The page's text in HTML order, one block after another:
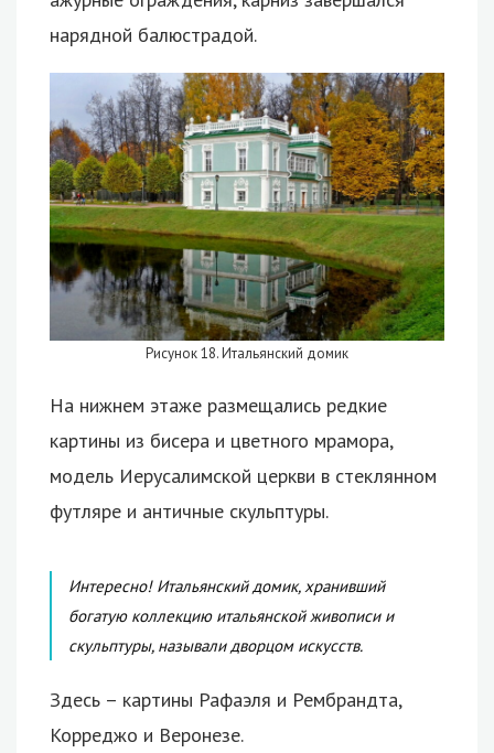
нарядной балюстрадой.
Рисунок 18. Итальянский домик
На нижнем этаже размещались редкие
картины из бисера и цветного мрамора,
модель Иерусалимской церкви в стеклянном
футляре и античные скульптуры.
Интересно! Итальянский домик, хранивший
богатую коллекцию итальянской живописи и
скульптуры, называли дворцом искусств.
Здесь – картины Рафаэля и Рембрандта,
Корреджо и Веронезе.